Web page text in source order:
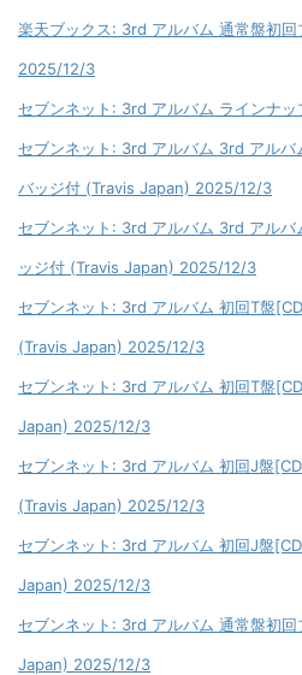
楽天ブックス: 3rd アルバム 通常盤初
2025/12/3
セブンネット: 3rd アルバム ラインナ
セブンネット: 3rd アルバム 3rd アル
バッジ付 (Travis Japan) 2025/12/3
セブンネット: 3rd アルバム 3rd アル
ッジ付 (Travis Japan) 2025/12/3
セブンネット: 3rd アルバム 初回T盤
(Travis Japan) 2025/12/3
セブンネット: 3rd アルバム 初回T盤
Japan) 2025/12/3
セブンネット: 3rd アルバム 初回J盤
(Travis Japan) 2025/12/3
セブンネット: 3rd アルバム 初回J盤
Japan) 2025/12/3
セブンネット: 3rd アルバム 通常盤初
Japan) 2025/12/3